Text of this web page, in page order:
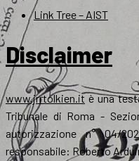
Link Tree – AIST
Disclaimer
www.jrrtolkien.itè una
Tribunale di Roma -
autorizzazione n° 04/
responsabile: Roberto